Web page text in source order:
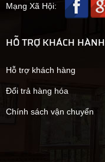
Mạng Xã Hội:
HỖ TRỢ KHÁCH HÀNH
Hỗ trợ khách hàng
Đổi trả hàng hóa
Chính sách vận chuyển